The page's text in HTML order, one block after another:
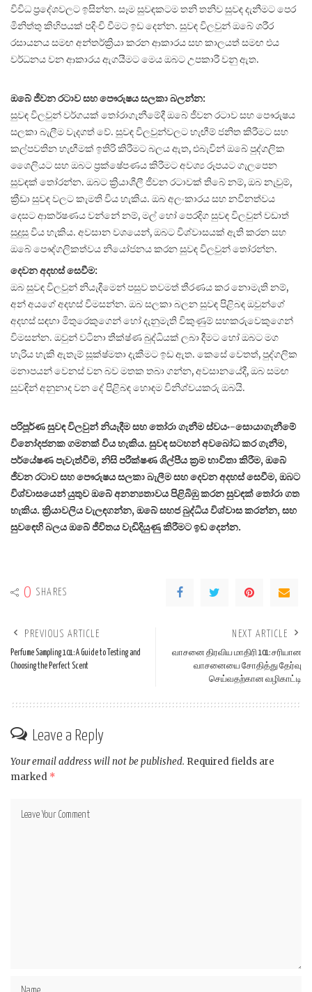
විවිධ ප්‍රදේශවලට ඉසින්න. සෑම සුවඳකටම තනි තනිව සුවඳ දැනීමට පෙර
මිනිත්තු කිහිපයක් පදිංචි වීමට ඉඩ දෙන්න. සුවඳ විලවුන් ඔබේ ශරීර
රසායනය සමඟ අන්තර්ක්‍රියා කරන ආකාරය සහ කාලයත් සමඟ එය
වර්ධනය වන ආකාරය ඇගයීමට මෙය ඔබට උපකාරී වනු ඇත.
ඔබේ ජීවන රටාව සහ පෞරුෂය සලකා බලන්න:
සුවඳ විලවුන් වර්ගයක් තෝරාගැනීමේදී ඔබේ ජීවන රටාව සහ පෞරුෂය
සලකා බැලීම වැදගත් වේ. සුවඳ විලවුන්වලට හැඟීම් ජනිත කිරීමට සහ
කල්පවතින හැඟීමක් ඉතිරි කිරීමට බලය ඇත, එබැවින් ඔබේ පුද්ගලික
ශෛලියට සහ ඔබට ප්‍රක්ෂේපණය කිරීමට අවශ්‍ය රූපයට ගැලපෙන
සුවඳක් තෝරන්න. ඔබට ක්‍රියාශීලී ජීවන රටාවක් තිබේ නම්, ඔබ නැවුම්,
ක්‍රීඩා සුවඳ වලට කැමති විය හැකිය. ඔබ අලංකාරය සහ නවීනත්වය
දෙසට ආකර්ෂණය වන්නේ නම්, මල් හෝ පෙරදිග සුවඳ විලවුන් වඩාත්
සුදුසු විය හැකිය. අවසාන වශයෙන්, ඔබට විශ්වාසයක් ඇති කරන සහ
ඔබේ පෞද්ගලිකත්වය නියෝජනය කරන සුවඳ විලවුන් තෝරන්න.
දෙවන අදහස් සෙවීම:
ඔබ සුවඳ විලවුන් නියැදීමෙන් පසුව තවමත් තීරණය කර නොමැති නම්,
අන් අයගේ අදහස් විමසන්න. ඔබ සලකා බලන සුවඳ පිළිබඳ ඔවුන්ගේ
අදහස් සඳහා මිතුරෙකුගෙන් හෝ දැනුමැති විකුණුම් සහකරුවෙකුගෙන්
විමසන්න. ඔවුන් වටිනා තීක්ෂ්ණ බුද්ධියක් ලබා දීමට හෝ ඔබට මග
හැරිය හැකි ඇතැම් සූක්ෂ්මතා දැකීමට ඉඩ ඇත. කෙසේ වෙතත්, පුද්ගලික
මනාපයන් වෙනස් වන බව මතක තබා ගන්න, අවසානයේදී, ඔබ සමඟ
සුවඳින් අනුනාද වන දේ පිළිබඳ හොඳම විනිශ්චයකරු ඔබයි.
පරිපූර්ණ සුවඳ විලවුන් නියැදීම සහ තෝරා ගැනීම ස්වයං-සොයාගැනීමේ
විනෝදජනක ගමනක් විය හැකිය. සුවඳ සටහන් අවබෝධ කර ගැනීම,
පර්යේෂණ පැවැත්වීම, නිසි පරීක්ෂණ ශිල්පීය ක්‍රම භාවිතා කිරීම, ඔබේ
ජීවන රටාව සහ පෞරුෂය සලකා බැලීම සහ දෙවන අදහස් සෙවීම, ඔබට
විශ්වාසයෙන් යුතුව ඔබේ අනන්‍යතාවය පිළිබිඹු කරන සුවඳක් තෝරා ගත
හැකිය. ක්‍රියාවලිය වැලඳගන්න, ඔබේ සහජ බුද්ධිය විශ්වාස කරන්න, සහ
සුවඳෙහි බලය ඔබේ ජීවිතය වැඩිදියුණු කිරීමට ඉඩ දෙන්න.
0 SHARES
PREVIOUS ARTICLE
Perfume Sampling 101: A Guide to Testing and
Choosing the Perfect Scent
NEXT ARTICLE
வாசனை திரவிய மாதிரி 101: சரியான
வாசனையை சோதித்து தேர்வு
செய்வதற்கான வழிகாட்டி
Leave a Reply
Your email address will not be published. Required fields are
marked *